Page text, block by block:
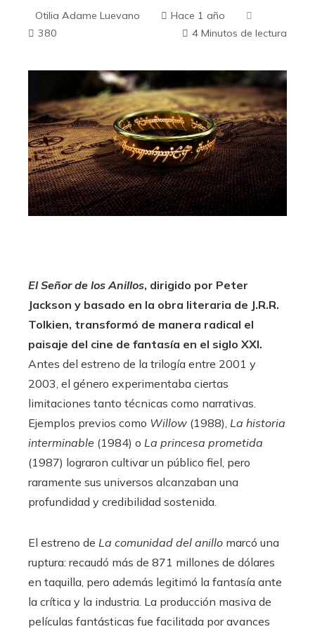
Otilia Adame Luevano
Hace 1 año
380
4 Minutos de lectura
El Señor de los Anillos, dirigido por Peter
Jackson y basado en la obra literaria de J.R.R.
Tolkien, transformó de manera radical el
paisaje del cine de fantasía en el siglo XXI.
Antes del estreno de la trilogía entre 2001 y
2003, el género experimentaba ciertas
limitaciones tanto técnicas como narrativas.
Ejemplos previos como Willow (1988), La historia
interminable (1984) o La princesa prometida
(1987) lograron cultivar un público fiel, pero
raramente sus universos alcanzaban una
profundidad y credibilidad sostenida.
El estreno de La comunidad del anillo marcó una
ruptura: recaudó más de 871 millones de dólares
en taquilla, pero además legitimó la fantasía ante
la crítica y la industria. La producción masiva de
películas fantásticas fue facilitada por avances